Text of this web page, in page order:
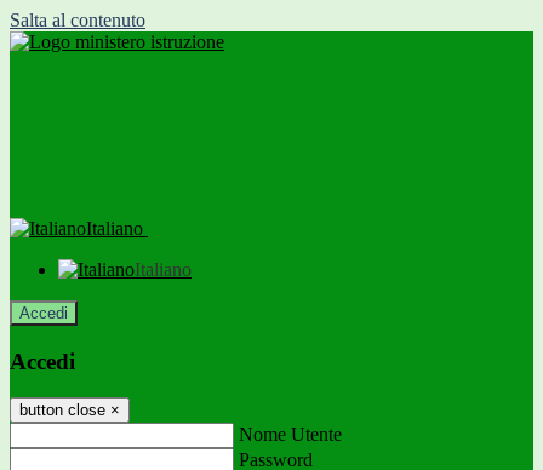
Salta al contenuto
Italiano
Italiano
Accedi
Accedi
button close ×
Nome Utente
Password